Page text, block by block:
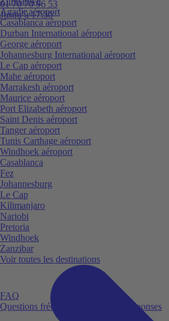
01 70 70 96 53
Jusqu’à 17:30
FAQ
Questions fréquemment posées et réponses
Agadir aéroport
Casablanca aéroport
Durban International aéroport
George aéroport
Johannesburg International aéroport
Le Cap aéroport
Mahe aéroport
Marrakesh aéroport
Maurice aéroport
Port Elizabeth aéroport
Saint Denis aéroport
Tanger aéroport
Tunis Carthage aéroport
Windhoek aéroport
Casablanca
Fez
Johannesburg
Le Cap
Kilimanjaro
Nariobi
Pretoria
Windhoek
Zanzibar
Voir toutes les destinations